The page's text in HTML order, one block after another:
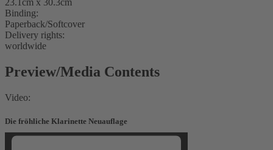
23.1cm x 30.3cm
Binding:
Paperback/Softcover
Delivery rights:
worldwide
Preview/Media Contents
Video:
Die fröhliche Klarinette Neuauflage